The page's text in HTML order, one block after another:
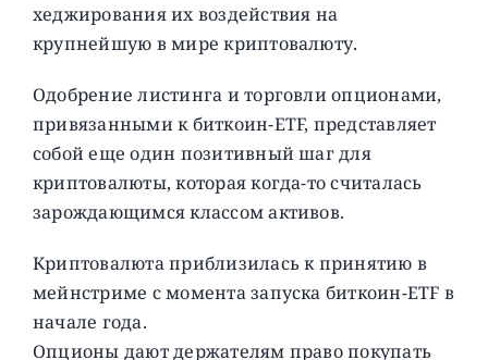
хеджирования их воздействия на
крупнейшую в мире криптовалюту.
Одобрение листинга и торговли опционами,
привязанными к биткоин-ETF, представляет
собой еще один позитивный шаг для
криптовалюты, которая когда-то считалась
зарождающимся классом активов.
Криптовалюта приблизилась к принятию в
мейнстриме с момента запуска биткоин-ETF в
начале года.
Опционы дают держателям право покупать